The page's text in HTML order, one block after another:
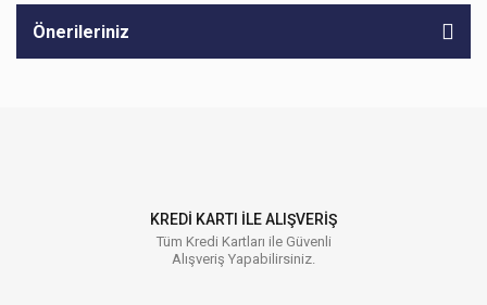
Önerileriniz
KREDİ KARTI İLE ALIŞVERİŞ
Tüm Kredi Kartları ile Güvenli
Alışveriş Yapabilirsiniz.